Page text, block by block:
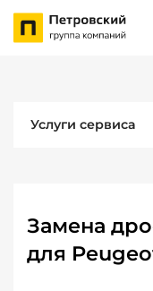
Услуги сервиса
Замена
для